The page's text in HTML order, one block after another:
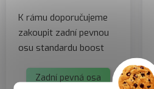
K rámu doporučujeme
zakoupit zadní pevnou
osu standardu boost
Zadní pevná osa